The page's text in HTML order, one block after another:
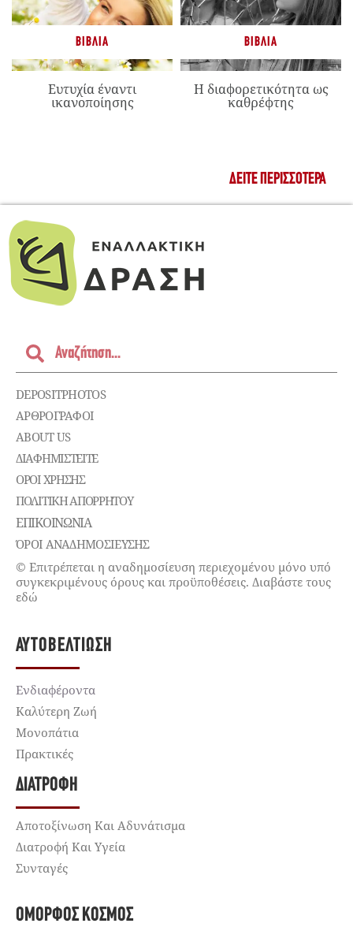
ΒΙΒΛΊΑ
Ευτυχία έναντι
ικανοποίησης
ΒΙΒΛΊΑ
Η διαφορετικότητα ως
καθρέφτης
ΔΕΊΤΕ ΠΕΡΙΣΣΌΤΕΡΑ
DEPOSITPHOTOS
ΑΡΘΡΟΓΡΑΦΟΙ
ABOUT US
ΔΙΑΦΗΜΙΣΤΕΊΤΕ
ΌΡΟΙ ΧΡΉΣΗΣ
ΠΟΛΙΤΙΚΉ ΑΠΟΡΡΉΤΟΥ
ΕΠΙΚΟΙΝΩΝΊΑ
ΌΡΟΙ ΑΝΑΔΗΜΟΣΙΕΥΣΗΣ
© Επιτρέπεται η αναδημοσίευση περιεχομένου μόνο υπό
συγκεκριμένους όρους και προϋποθέσεις. Διαβάστε τους
εδώ
ΑΥΤΟΒΕΛΤΊΩΣΗ
Ενδιαφέροντα
Καλύτερη Ζωή
Μονοπάτια
Πρακτικές
ΔΙΑΤΡΟΦΉ
Αποτοξίνωση Και Αδυνάτισμα
Διατροφή Και Υγεία
Συνταγές
ΌΜΟΡΦΟΣ ΚΌΣΜΟΣ